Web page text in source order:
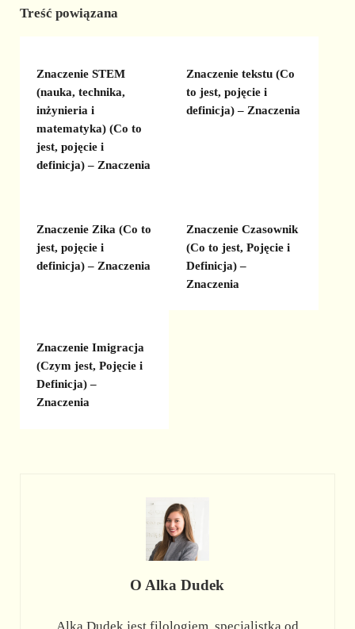
Treść powiązana
Znaczenie STEM
(nauka, technika,
inżynieria i
matematyka) (Co to
jest, pojęcie i
definicja) – Znaczenia
Znaczenie tekstu (Co
to jest, pojęcie i
definicja) – Znaczenia
Znaczenie Zika (Co to
jest, pojęcie i
definicja) – Znaczenia
Znaczenie Czasownik
(Co to jest, Pojęcie i
Definicja) –
Znaczenia
Znaczenie Imigracja
(Czym jest, Pojęcie i
Definicja) –
Znaczenia
O Alka Dudek